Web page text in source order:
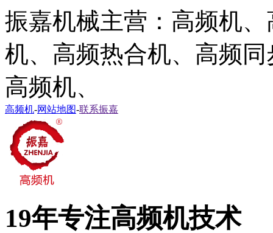
振嘉机械主营：高频机
机、高频热合机、高频
高频机、
高频机-网站地图-联系振嘉
19年专注高频机技术